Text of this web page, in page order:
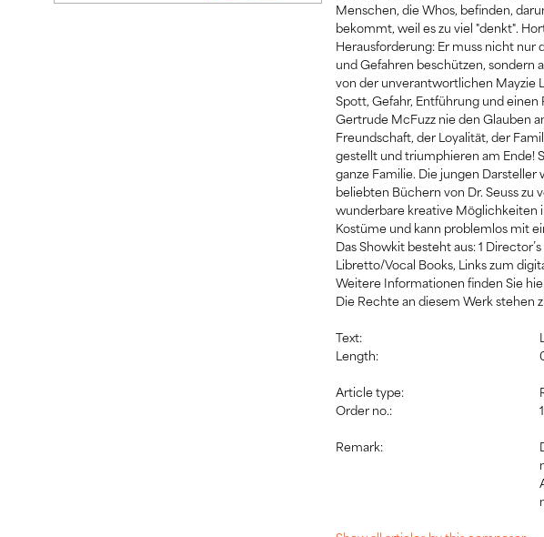
Menschen, die Whos, befinden,
bekommt, weil es zu viel "denkt".
Herausforderung: Er muss nicht nur
und Gefahren beschützen, sondern
von der unverantwortlichen Mayzie
Spott, Gefahr, Entführung und
Gertrude McFuzz nie den Glauben
Freundschaft, der Loyalität, der
gestellt und triumphieren am Ende!
ganze Familie. Die jungen
beliebten Büchern von Dr. Seuss zu
wunderbare kreative Möglichkeiten
Kostüme und kann problemlos mit
Das Showkit besteht aus: 1
Libretto/Vocal Books, Links zum
Weitere Informationen finden Sie
Die Rechte an diesem Werk stehen
Text:
Length:
Article type:
Order no.:
Remark: